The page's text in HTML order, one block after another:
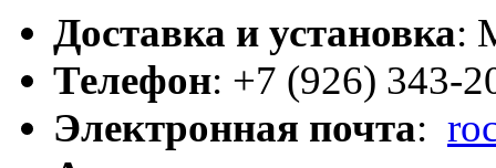
Доставка и установка:
Телефон: +7 (926) 343-
Электронная почта: